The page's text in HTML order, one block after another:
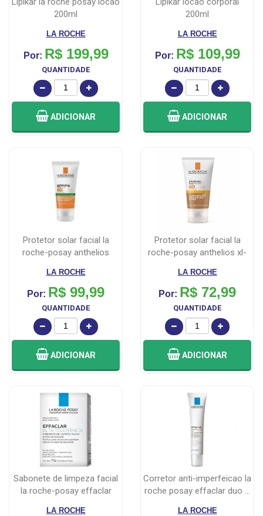
200ml
LA ROCHE
Por: R$ 199,99
QUANTIDADE
ADICIONAR
200ml
LA ROCHE
Por: R$ 109,99
QUANTIDADE
ADICIONAR
protetor solar facial la
roche-posay anthelios
LA ROCHE
Por: R$ 99,99
QUANTIDADE
ADICIONAR
protetor solar facial la
roche-posay anthelios xl-
LA ROCHE
Por: R$ 72,99
QUANTIDADE
ADICIONAR
sabonete de limpeza facial
la roche-posay effaclar
LA ROCHE
corretor anti-imperfeicao la
roche posay effaclar duo ...
LA ROCHE